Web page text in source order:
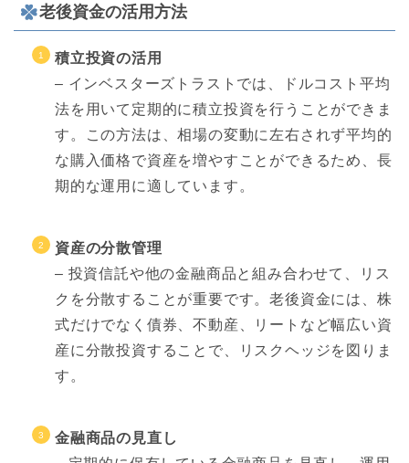
老後資金の活用方法
積立投資の活用
– インベスターズトラストでは、ドルコスト平均
法を用いて定期的に積立投資を行うことができま
す。この方法は、相場の変動に左右されず平均的
な購入価格で資産を増やすことができるため、長
期的な運用に適しています。
資産の分散管理
– 投資信託や他の金融商品と組み合わせて、リス
クを分散することが重要です。老後資金には、株
式だけでなく債券、不動産、リートなど幅広い資
産に分散投資することで、リスクヘッジを図りま
す。
金融商品の見直し